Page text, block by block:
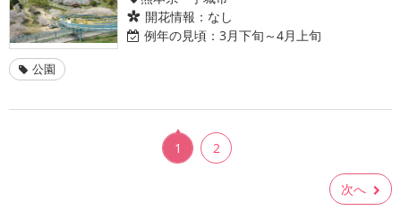
開花情報： なし
例年の見頃： 3月下旬～4月上旬
公園
1 2
次へ